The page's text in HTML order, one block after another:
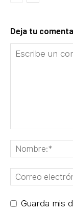
Deja tu
Guarda mis